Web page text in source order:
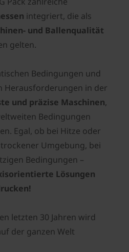
integriert, die als
und Ballenqualität
gelten.
Bedingungen und
Herausforderungen in der
und präzise Maschinen,
Bedingungen
Egal, ob bei Hitze oder
Umgebung, bei
Bedingungen –
Lösungen
letzten 30 Jahren wird
der ganzen Welt